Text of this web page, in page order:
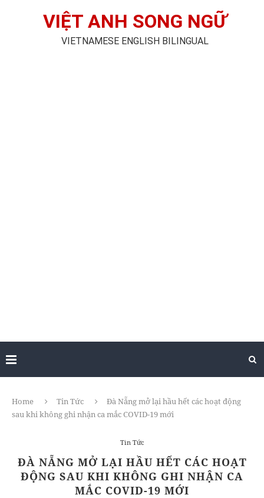
VIỆT ANH SONG NGỮ
VIETNAMESE ENGLISH BILINGUAL
Home Tin Tức
Đà Nẵng mở lại hầu hết các hoạt động
sau khi không ghi nhận ca mắc COVID-19 mới
Tin Tức
ĐÀ NẴNG MỞ LẠI HẦU HẾT CÁC HOẠT
ĐỘNG SAU KHI KHÔNG GHI NHẬN CA
MẮC COVID-19 MỚI